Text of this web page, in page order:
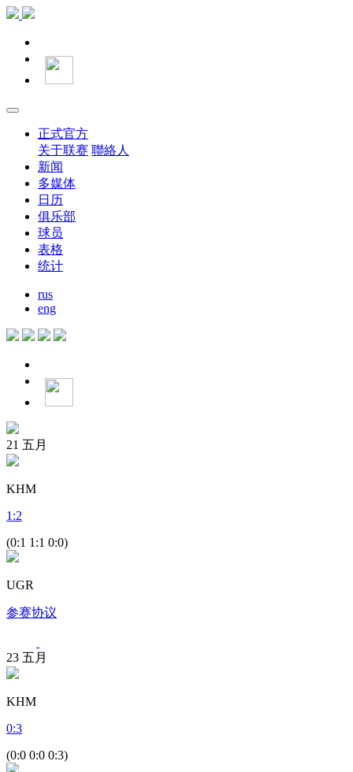
正式官方
关于联赛 聯絡人
新闻
多媒体
日历
俱乐部
球员
表格
统计
rus
eng
21 五月
KHM
1 :2
(0:1 1:1 0:0)
UGR
参赛协议
23 五月
KHM
0:3
(0:0 0:0 0:3)